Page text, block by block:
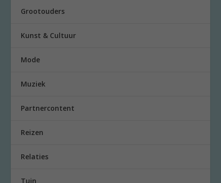
Grootouders
Kunst & Cultuur
Mode
Muziek
Partnercontent
Reizen
Relaties
Tuin